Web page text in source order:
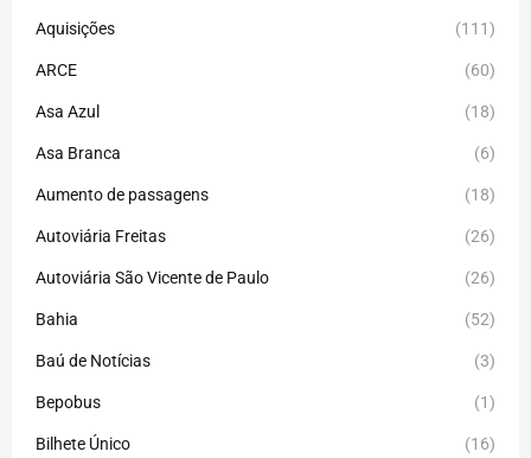
Aquisições (111)
ARCE (60)
Asa Azul (18)
Asa Branca (6)
Aumento de passagens (18)
Autoviária Freitas (26)
Autoviária São Vicente de Paulo (26)
Bahia (52)
Baú de Notícias (3)
Bepobus (1)
Bilhete Único (16)